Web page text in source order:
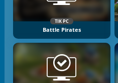
TIK PC
Battle Pirates